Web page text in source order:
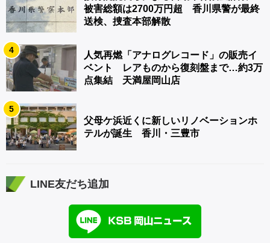
被害総額は2700万円超 香川県警が最終
送検、捜査本部解散
4
人気再燃「アナログレコード」の販売イ
ベント レアものから復刻盤まで…約3万
点集結 天満屋岡山店
5
父母ケ浜近くに新しいリノベーションホ
テルが誕生 香川・三豊市
LINE友だち追加